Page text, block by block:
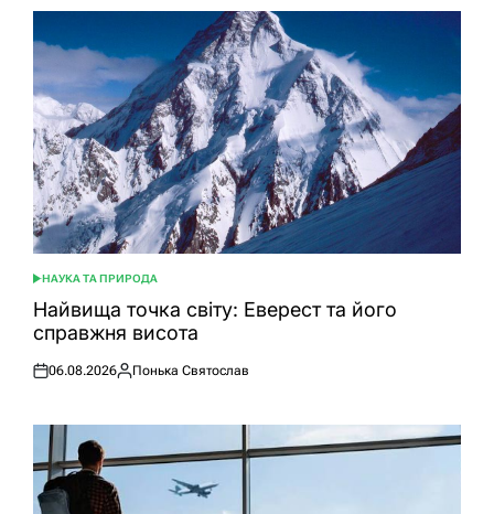
ОПУБЛІКУВАТИ
У
НАУКА ТА ПРИРОДА
Найвища точка світу: Еверест та його
справжня висота
Оприлюднено
06.08.2026
Опубліковано
Понька Святослав